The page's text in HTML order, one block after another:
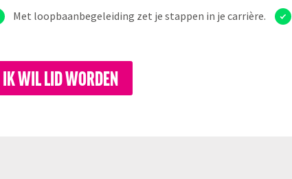
Met loopbaanbegeleiding zet je stappen in je carrière.
IK WIL LID WORDEN